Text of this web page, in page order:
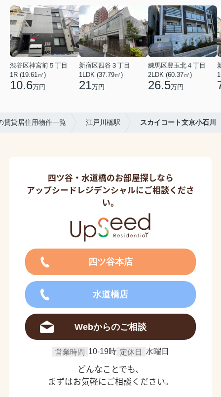
渋谷区神宮前５丁目
1R (19.61㎡)
10.6万円
新宿区四谷３丁目
1LDK (37.79㎡)
21万円
練馬区豊玉北４丁目
2LDK (60.37㎡)
26.5万円
賃貸居住用物件一覧 江戸川橋駅 スカイコート文京小石川
四ツ谷・水道橋のお部屋探しなら
アップシードレジデンシャルにご相談くださ
い。
四ツ谷本店
水道橋店
Webからのご相談
営業時間 10-19時 定休日 水曜日
どんなことでも、
まずはお気軽にご相談ください。